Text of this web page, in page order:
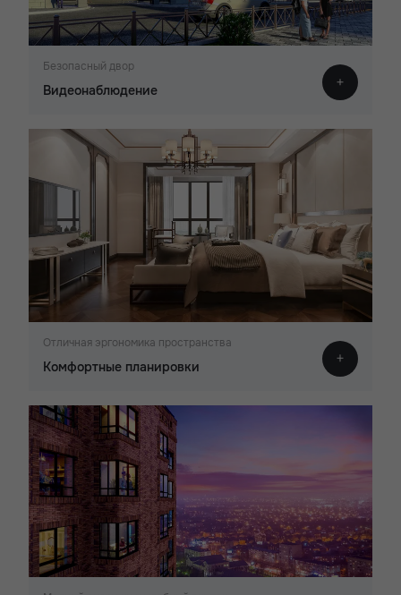
Безопасный двор
Видеонаблюдение
Отличная эргономика пространства
Комфортные планировки